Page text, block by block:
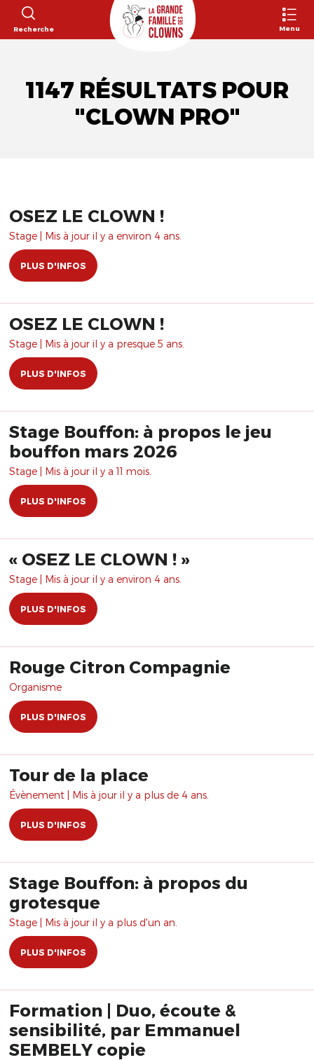
Recherche Menu
1147 RÉSULTATS POUR
"CLOWN PRO"
OSEZ LE CLOWN !
Stage | Mis à jour il y a environ 4 ans.
PLUS D'INFOS
OSEZ LE CLOWN !
Stage | Mis à jour il y a presque 5 ans.
PLUS D'INFOS
Stage Bouffon: à propos le jeu
bouffon mars 2026
Stage | Mis à jour il y a 11 mois.
PLUS D'INFOS
« OSEZ LE CLOWN ! »
Stage | Mis à jour il y a environ 4 ans.
PLUS D'INFOS
Rouge Citron Compagnie
Organisme
PLUS D'INFOS
Tour de la place
Évènement | Mis à jour il y a plus de 4 ans.
PLUS D'INFOS
Stage Bouffon: à propos du
grotesque
Stage | Mis à jour il y a plus d'un an.
PLUS D'INFOS
Formation | Duo, écoute &
sensibilité, par Emmanuel
SEMBELY copie